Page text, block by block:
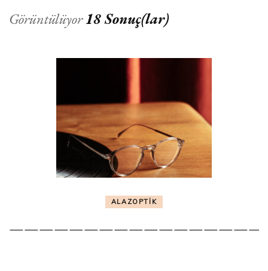
Görüntülüyor18 Sonuç(lar)
ALAZOPTİK